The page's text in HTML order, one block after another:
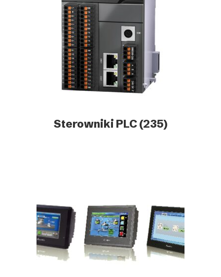
Sterowniki PLC(235)